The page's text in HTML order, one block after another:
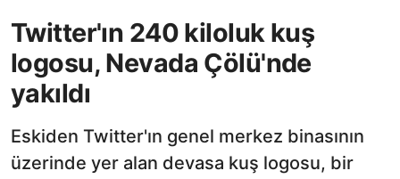
Twitter'ın 240 kiloluk kuş
logosu, Nevada Çölü'nde
yakıldı
Eskiden Twitter'ın genel merkez binasının
üzerinde yer alan devasa kuş logosu, bir